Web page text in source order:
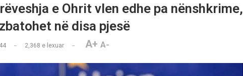
e Ohrit vlen edhe pa nënshkrime,
në disa pjesë
2,368 e lexuar A+ A-